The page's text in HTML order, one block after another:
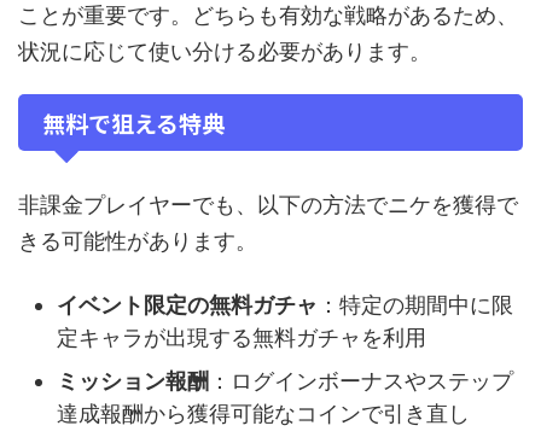
ことが重要です。どちらも有効な戦略があるため、
状況に応じて使い分ける必要があります。
無料で狙える特典
非課金プレイヤーでも、以下の方法でニケを獲得で
きる可能性があります。
イベント限定の無料ガチャ ：特定の期間中に限
定キャラが出現する無料ガチャを利用
ミッション報酬 ：ログインボーナスやステップ
達成報酬から獲得可能なコインで引き直し